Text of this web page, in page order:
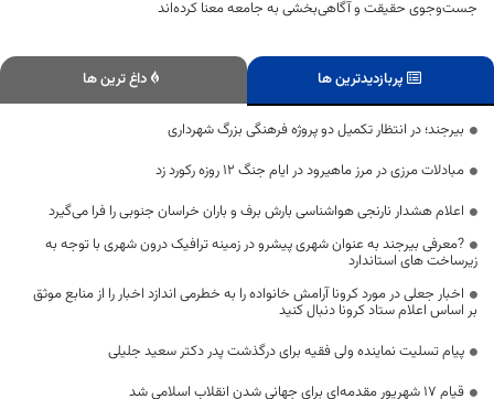
جست‌وجوی حقیقت و آگاهی‌بخشی به جامعه معنا کرده‌اند
پربازدیدترین ها داغ ترین ها
بیرجند؛ در انتظار تکمیل دو پروژه‌ فرهنگی بزرگ شهرداری
مبادلات مرزی در مرز ماهیرود در ایام جنگ ۱۲ روزه رکورد زد
اعلام هشدار نارنجی هواشناسی بارش برف و باران خراسان جنوبی را فرا می‌گیرد
?معرفی بیرجند به عنوان شهری پیشرو در زمینه ترافیک درون شهری با توجه به
زیرساخت های استاندارد
اخبار جعلی در مورد کرونا آرامش خانواده را به خطرمی اندازد اخبار را از منابع موثق
بر اساس اعلام ستاد کرونا دنبال کنید
پیام تسلیت نماینده ولی فقیه برای درگذشت پدر دکتر سعید جلیلی
قیام ۱۷ شهریور مقدمه‌ای برای جهانی شدن انقلاب اسلامی شد